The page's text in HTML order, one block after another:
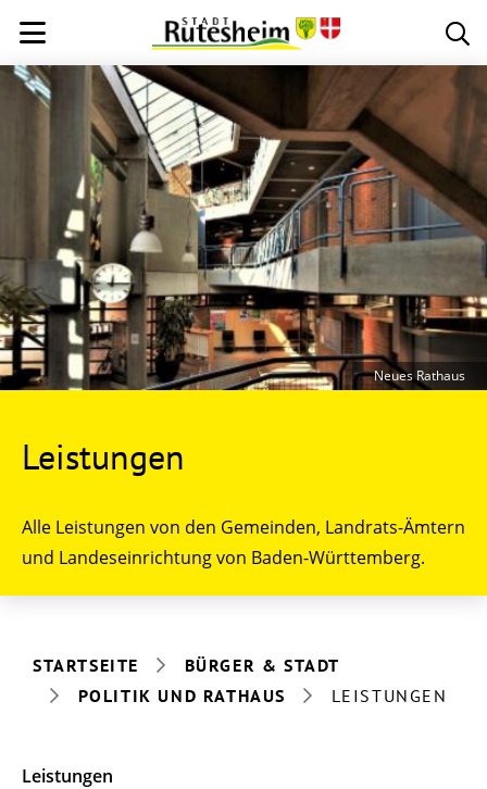
Leistungen
Alle Leistungen von den Gemeinden, Landrats-Ämtern
und Landeseinrichtung von Baden-Württemberg.
Neues Rathaus
STARTSEITE
BÜRGER & STADT
POLITIK UND RATHAUS
LEISTUNGEN
Leistungen